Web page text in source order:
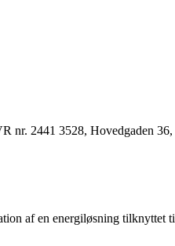
nr. 2441 3528, Hovedgaden
af en energiløsning tilknyttet